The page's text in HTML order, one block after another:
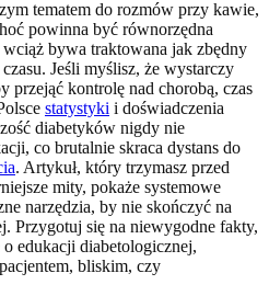
tematem do rozmów przy kawie,
powinna być równorzędna
bywa traktowana jak zbędny
Jeśli myślisz, że wystarczy
przejąć kontrolę nad chorobą, czas
statystyki i doświadczenia
diabetyków nigdy nie
co brutalnie skraca dystans do
. Artykuł, który trzymasz przed
mity, pokaże systemowe
narzędzia, by nie skończyć na
Przygotuj się na niewygodne fakty,
edukacji diabetologicznej,
bliskim, czy